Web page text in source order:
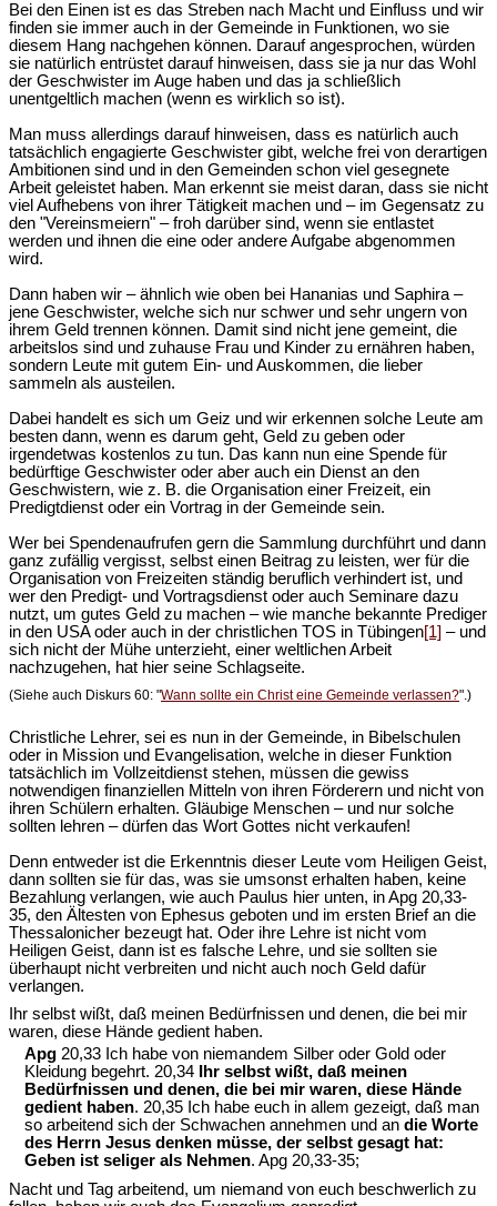
Bei den Einen ist es das Streben nach Macht und Einfluss und wir
finden sie immer auch in der Gemeinde in Funktionen, wo sie
diesem Hang nachgehen können. Darauf angesprochen, würden
sie natürlich entrüstet darauf hinweisen, dass sie ja nur das Wohl
der Geschwister im Auge haben und das ja schließlich
unentgeltlich machen (wenn es wirklich so ist).
Man muss allerdings darauf hinweisen, dass es natürlich auch
tatsächlich engagierte Geschwister gibt, welche frei von derartigen
Ambitionen sind und in den Gemeinden schon viel gesegnete
Arbeit geleistet haben. Man erkennt sie meist daran, dass sie nicht
viel Aufhebens von ihrer Tätigkeit machen und – im Gegensatz zu
den "Vereinsmeiern" – froh darüber sind, wenn sie entlastet
werden und ihnen die eine oder andere Aufgabe abgenommen
wird.
Dann haben wir – ähnlich wie oben bei Hananias und Saphira –
jene Geschwister, welche sich nur schwer und sehr ungern von
ihrem Geld trennen können. Damit sind nicht jene gemeint, die
arbeitslos sind und zuhause Frau und Kinder zu ernähren haben,
sondern Leute mit gutem Ein- und Auskommen, die lieber
sammeln als austeilen.
Dabei handelt es sich um Geiz und wir erkennen solche Leute am
besten dann, wenn es darum geht, Geld zu geben oder
irgendetwas kostenlos zu tun. Das kann nun eine Spende für
bedürftige Geschwister oder aber auch ein Dienst an den
Geschwistern, wie z. B. die Organisation einer Freizeit, ein
Predigtdienst oder ein Vortrag in der Gemeinde sein.
Wer bei Spendenaufrufen gern die Sammlung durchführt und dann
ganz zufällig vergisst, selbst einen Beitrag zu leisten, wer für die
Organisation von Freizeiten ständig beruflich verhindert ist, und
wer den Predigt- und Vortragsdienst oder auch Seminare dazu
nutzt, um gutes Geld zu machen – wie manche bekannte Prediger
in den USA oder auch in der christlichen TOS in Tübingen[1] – und
sich nicht der Mühe unterzieht, einer weltlichen Arbeit
nachzugehen, hat hier seine Schlagseite.
(Siehe auch Diskurs 60: "Wann sollte ein Christ eine Gemeinde verlassen?".)
Christliche Lehrer, sei es nun in der Gemeinde, in Bibelschulen
oder in Mission und Evangelisation, welche in dieser Funktion
tatsächlich im Vollzeitdienst stehen, müssen die gewiss
notwendigen finanziellen Mitteln von ihren Förderern und nicht von
ihren Schülern erhalten. Gläubige Menschen – und nur solche
sollten lehren – dürfen das Wort Gottes nicht verkaufen!
Denn entweder ist die Erkenntnis dieser Leute vom Heiligen Geist,
dann sollten sie für das, was sie umsonst erhalten haben, keine
Bezahlung verlangen, wie auch Paulus hier unten, in Apg 20,33-
35, den Ältesten von Ephesus geboten und im ersten Brief an die
Thessalonicher bezeugt hat. Oder ihre Lehre ist nicht vom
Heiligen Geist, dann ist es falsche Lehre, und sie sollten sie
überhaupt nicht verbreiten und nicht auch noch Geld dafür
verlangen.
Ihr selbst wißt, daß meinen Bedürfnissen und denen, die bei mir
waren, diese Hände gedient haben.
Apg 20,33 Ich habe von niemandem Silber oder Gold oder
Kleidung begehrt. 20,34
Ihr selbst wißt, daß meinen
Bedürfnissen und denen, die bei mir waren, diese Hände
gedient haben. 20,35 Ich habe euch in allem gezeigt, daß man
so arbeitend sich der Schwachen annehmen und an die Worte
des Herrn Jesus denken müsse, der selbst gesagt hat:
Geben ist seliger als Nehmen. Apg 20,33-35;
Nacht und Tag arbeitend, um niemand von euch beschwerlich zu